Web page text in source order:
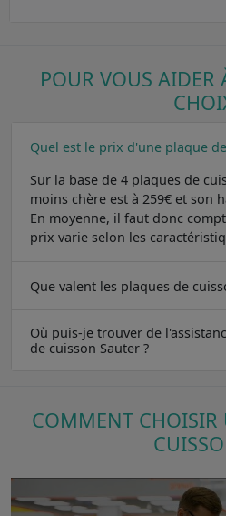
POUR VOUS AIDER
Quel est le prix d'une plaque
Sur la base de 4 plaques de
moins chère est à 259€ et son
En moyenne, il faut donc
prix varie selon les
Que valent les plaques de
Où puis-je trouver de
de cuisson Sauter ?
COMMENT CHOISIR